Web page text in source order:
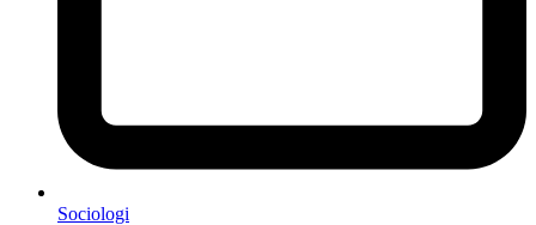
Sociologi